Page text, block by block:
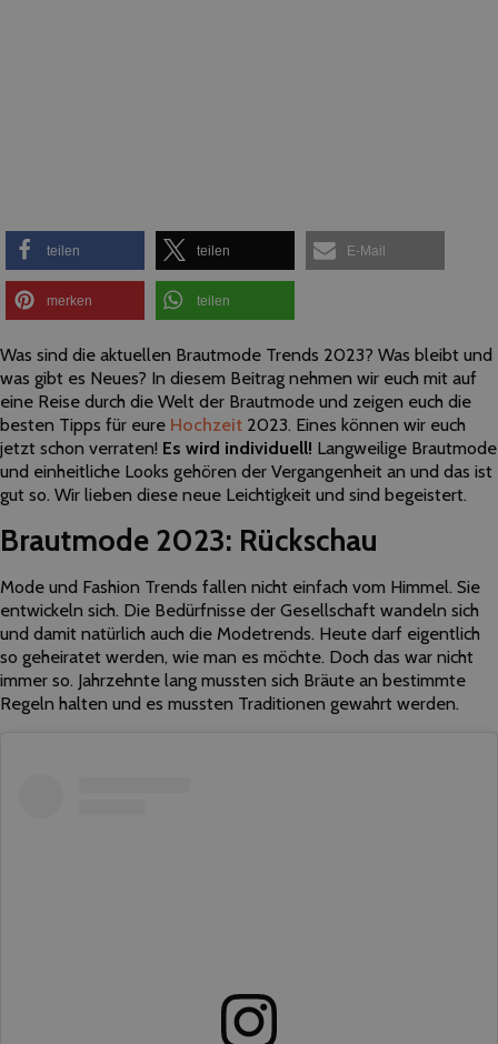
teilen teilen E-Mail
merken teilen
Was sind die aktuellen Brautmode Trends 2023? Was bleibt und
was gibt es Neues? In diesem Beitrag nehmen wir euch mit auf
eine Reise durch die Welt der Brautmode und zeigen euch die
besten Tipps für eure Hochzeit 2023. Eines können wir euch
jetzt schon verraten! Es wird individuell! Langweilige Brautmode
und einheitliche Looks gehören der Vergangenheit an und das ist
gut so. Wir lieben diese neue Leichtigkeit und sind begeistert.
Brautmode 2023: Rückschau
Mode und Fashion Trends fallen nicht einfach vom Himmel. Sie
entwickeln sich. Die Bedürfnisse der Gesellschaft wandeln sich
und damit natürlich auch die Modetrends. Heute darf eigentlich
so geheiratet werden, wie man es möchte. Doch das war nicht
immer so. Jahrzehnte lang mussten sich Bräute an bestimmte
Regeln halten und es mussten Traditionen gewahrt werden.